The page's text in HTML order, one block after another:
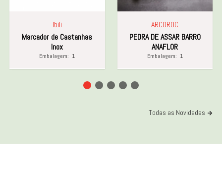
Ibili
Marcador de Castanhas
Inox
Embalagem: 1
ARCOROC
PEDRA DE ASSAR BARRO
ANAFLOR
Embalagem: 1
Todas as Novidades